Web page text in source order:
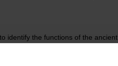
identify the functions of the
will be conducted in the context
and their relationship with the